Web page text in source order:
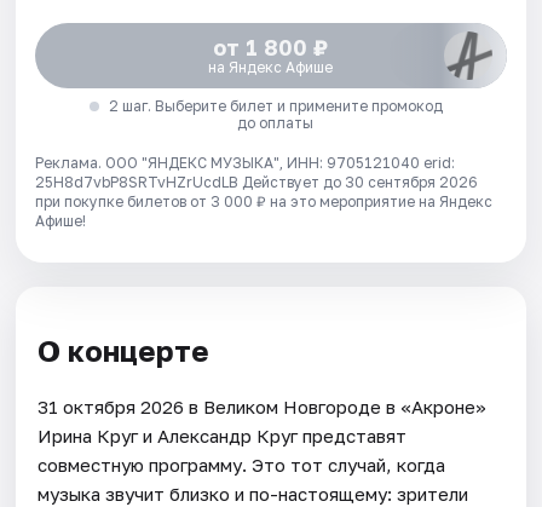
от 1 800 ₽
на Яндекс Афише
2 шаг. Выберите билет и примените промокод
до оплаты
Реклама. ООО "ЯНДЕКС МУЗЫКА", ИНН: 9705121040 erid:
25H8d7vbP8SRTvHZrUcdLB Действует до 30 сентября 2026
при покупке билетов от 3 000 ₽ на это мероприятие на Яндекс
Афише!
О концерте
31 октября 2026 в Великом Новгороде в «Акроне»
Ирина Круг и Александр Круг представят
совместную программу. Это тот случай, когда
музыка звучит близко и по-настоящему: зрители